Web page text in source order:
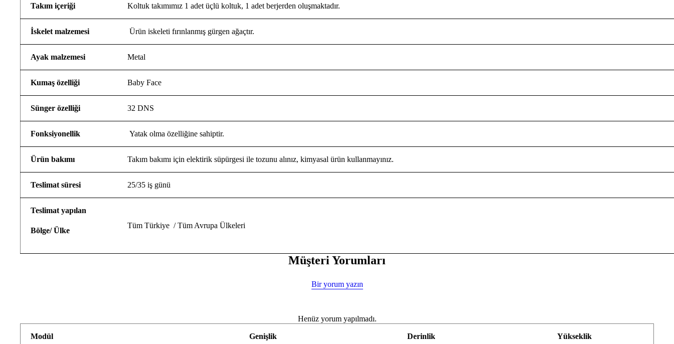
Takım içeriği Koltuk takımımız 1 adet üçlü koltuk, 1 adet berjerden oluşmaktadır.
İskelet malzemesi Ürün iskeleti fırınlanmış gürgen ağaçtır.
Ayak malzemesi Metal
Kumaş özelliği Baby Face
Sünger özelliği 32 DNS
Fonksiyonellik Yatak olma özelliğine sahiptir.
Ürün bakımı Takım bakımı için elektirik süpürgesi ile tozunu alınız, kimyasal ürün kullanmayınız.
Teslimat süresi 25/35 iş günü
Teslimat yapılan
Bölge/ Ülke
Tüm Türkiye / Tüm Avrupa Ülkeleri
Müşteri Yorumları
Bir yorum yazın
Henüz yorum yapılmadı.
Modül Genişlik Derinlik Yükseklik